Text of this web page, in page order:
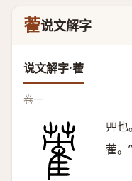
蒮说文解字
说文解字·蒮
卷一
艸也
蒮。